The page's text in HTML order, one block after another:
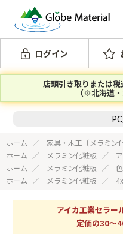
ログイン
店頭引き取りまたは
（※北海道
ホーム 家具・木工〔メラミン
ホーム
メラミン化粧板
ホーム
メラミン化粧板
ホーム
メラミン化粧板
アイカ工業セラー
定価の30～